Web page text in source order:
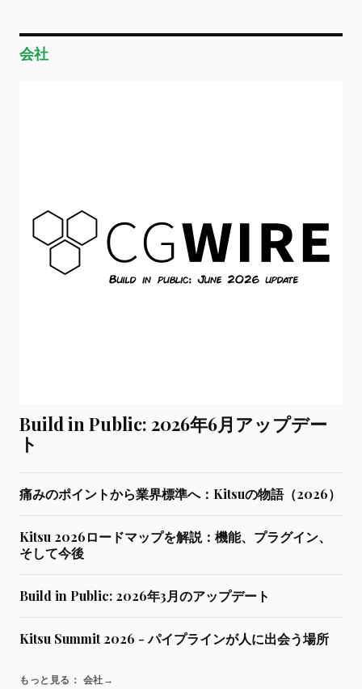
会社
Build in Public: 2026年6月アップデー
ト
痛みのポイントから業界標準へ：Kitsuの物語（2026）
Kitsu 2026ロードマップを解説：機能、プラグイン、
そして今後
Build in Public: 2026年3月のアップデート
Kitsu Summit 2026 - パイプラインが人に出会う場所
もっと見る： 会社 →